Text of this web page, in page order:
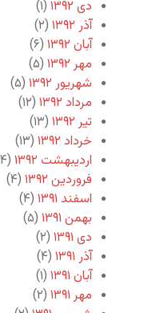
دی ۱۳۹۲
(۱)
آذر ۱۳۹۲
(۲)
آبان ۱۳۹۲
(۶)
مهر ۱۳۹۲
(۵)
شهریور ۱۳۹۲
(۵)
مرداد ۱۳۹۲
(۱۲)
تیر ۱۳۹۲
(۱۳)
خرداد ۱۳۹۲
(۱۳)
اردیبهشت ۱۳۹۲
(۴)
فروردین ۱۳۹۲
(۴)
اسفند ۱۳۹۱
(۴)
بهمن ۱۳۹۱
(۵)
دی ۱۳۹۱
(۲)
آذر ۱۳۹۱
(۴)
آبان ۱۳۹۱
(۱)
مهر ۱۳۹۱
(۲)